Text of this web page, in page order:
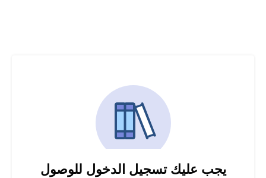
يجب عليك تسجيل الدخول للوصول